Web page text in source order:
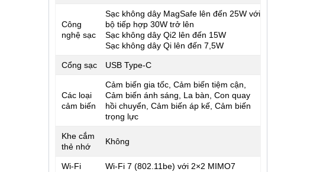
Công
nghệ sạc
Sạc không dây MagSafe lên đến 25W với
bộ tiếp hợp 30W trở lên
Sạc không dây Qi2 lên đến 15W
Sạc không dây Qi lên đến 7,5W
Cổng sạc USB Type-C
Các loại
cảm biến
Cảm biến gia tốc, Cảm biến tiệm cận,
Cảm biến ánh sáng, La bàn, Con quay
hồi chuyển, Cảm biến áp kế, Cảm biến
trọng lực
Khe cắm
thẻ nhớ
Không
Wi-Fi Wi‑Fi 7 (802.11be) với 2×2 MIMO7